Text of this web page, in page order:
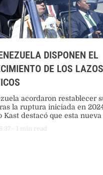
DISPONEN EL
DE LOS LAZOS
acordaron restablecer
la ruptura iniciada en
Kast destacó que esta
clave como la regulación
y el desarrollo
- min read